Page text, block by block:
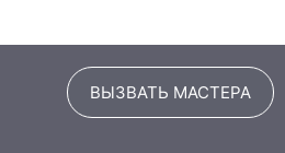
ВЫЗВАТЬ МАСТЕРА